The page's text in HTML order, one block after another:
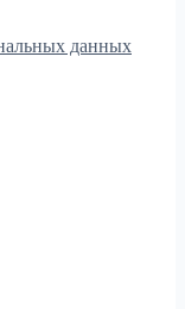
данных